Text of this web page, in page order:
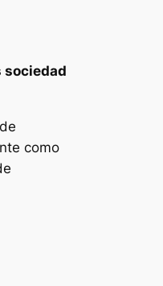
sociedad
como